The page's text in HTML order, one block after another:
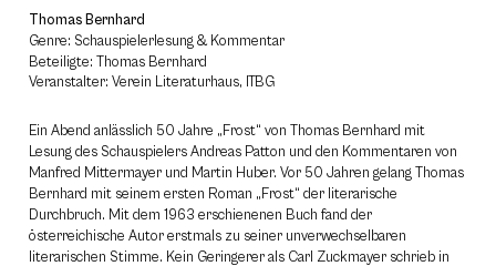
Thomas Bernhard
Genre: Schauspielerlesung & Kommentar
Beteiligte: Thomas Bernhard
Veranstalter: Verein Literaturhaus, ITBG
Ein Abend anlässlich 50 Jahre „Frost“ von Thomas Bernhard mit
Lesung des Schauspielers Andreas Patton und den Kommentaren von
Manfred Mittermayer und Martin Huber. Vor 50 Jahren gelang Thomas
Bernhard mit seinem ersten Roman „Frost“ der literarische
Durchbruch. Mit dem 1963 erschienenen Buch fand der
österreichische Autor erstmals zu seiner unverwechselbaren
literarischen Stimme. Kein Geringerer als Carl Zuckmayer schrieb in